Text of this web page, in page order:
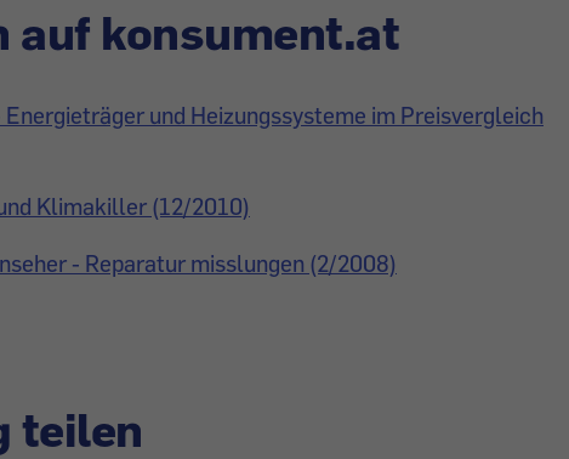
auf konsument.at
und Heizungssysteme im Preisvergleich
Klimakiller (12/2010)
- Reparatur misslungen (2/2008)
teilen